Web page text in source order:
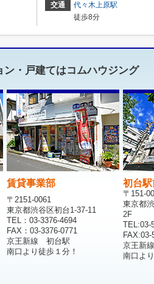
交通
代々木上原駅
徒歩8分
・戸建てはコムハウジング
賃貸事業部
〒2151-0061
東京都渋谷区初台1-37-11
TEL：03-3376-4694
FAX：03-3376-0771
京王新線 初台駅
南口より徒歩１分！
初台
〒151-
東京都
2F
TEL:03-
FAX:03-
京王新
南口よ